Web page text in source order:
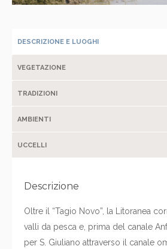
DESCRIZIONE E LUOGHI
VEGETAZIONE
TRADIZIONI
AMBIENTI
UCCELLI
Descrizione
Oltre il “Tagio Novo”, la Litoranea
valli da pesca e, prima del canale
per S. Giuliano attraverso il canale